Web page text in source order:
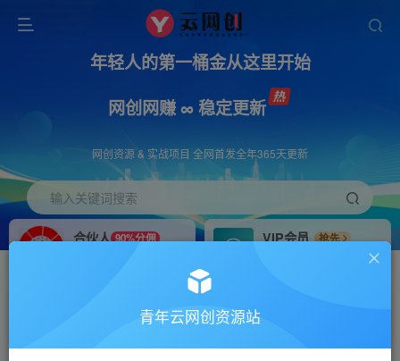
年轻人的第一桶金从这里开始
网创网赚 ∞ 稳定更新
网创资源 & 实战项目 全网首发全年365天更新
输入关键词搜索
合伙人 90%分佣
VIP会员
抢先
搭建同款网站，自己当老板
青年云网创资源站